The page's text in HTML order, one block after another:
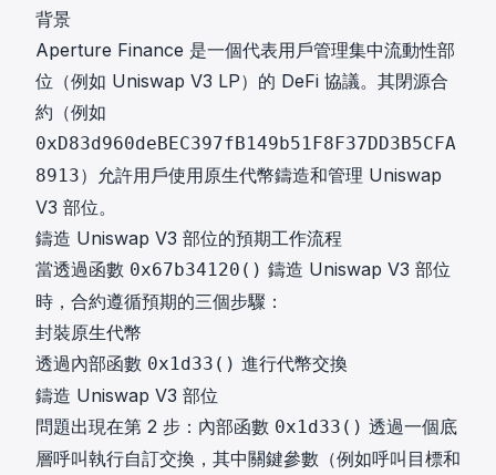
背景
Aperture Finance 是一個代表用戶管理集中流動性部
位（例如 Uniswap V3 LP）的 DeFi 協議。其閉源合
約（例如
0xD83d960deBEC397fB149b51F8F37DD3B5CFA
8913）允許用戶使用原生代幣鑄造和管理 Uniswap
V3 部位。
鑄造 Uniswap V3 部位的預期工作流程
當透過函數 0x67b34120() 鑄造 Uniswap V3 部位
時，合約遵循預期的三個步驟：
封裝原生代幣
透過內部函數 0x1d33() 進行代幣交換
鑄造 Uniswap V3 部位
問題出現在第 2 步：內部函數 0x1d33() 透過一個底
層呼叫執行自訂交換，其中關鍵參數（例如呼叫目標和